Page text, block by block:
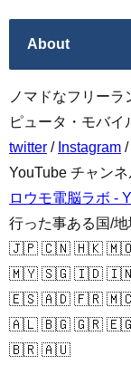
About
ノマドなフリーラ
ピュータ・モバイ
twitter / Instagram /
YouTube チャン
ロウモ電脳ラボ -
行った事ある国/地
🇯🇵 🇨🇳 🇭🇰
🇲🇾 🇸🇬 🇮🇩
🇪🇸 🇦🇩 🇫🇷
🇦🇱 🇧🇬 🇬🇷
🇧🇷 🇦🇺